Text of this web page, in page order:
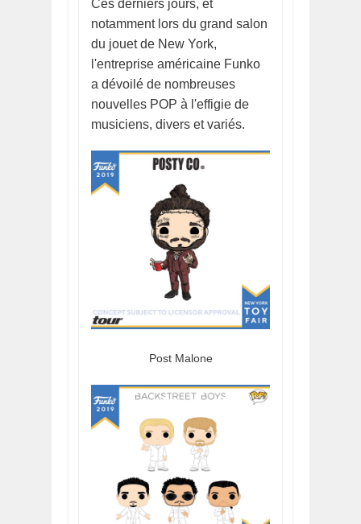
Ces derniers jours, et
notamment lors du grand salon
du jouet de New York,
l'entreprise américaine Funko
a dévoilé de nombreuses
nouvelles POP à l'effigie de
musiciens, divers et variés.
Post Malone